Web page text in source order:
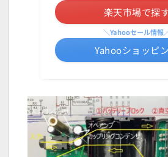
楽天市場で探
＼Yahooセール情報
Yahooショッピ